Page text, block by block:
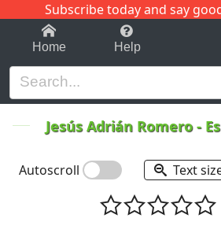
Subscribe today and say
1-9 C
Home Help
Jesús Adrián Romero-
Autoscroll Text